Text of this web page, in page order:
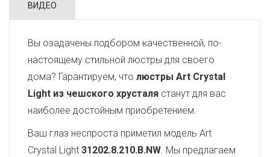
ВИДЕО
Вы озадачены подбором качественной, по-
настоящему стильной люстры для своего
дома? Гарантируем, что люстры Art Crystal
Light из чешского хрусталя станут для вас
наиболее достойным приобретением.
Ваш глаз неспроста приметил модель Art
Crystal Light 31202.8.210.B.NW. Мы предлагаем